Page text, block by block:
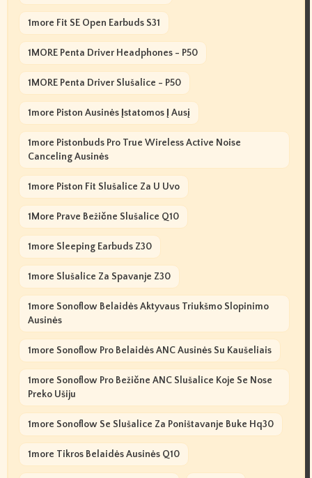
1more Fit SE Open Earbuds S31
1MORE Penta Driver Headphones - P50
1MORE Penta Driver Slušalice - P50
1more Piston Ausinės Įstatomos Į Ausį
1more Pistonbuds Pro True Wireless Active Noise
Canceling Ausinės
1more Piston Fit Slušalice Za U Uvo
1More Prave Bežične Slušalice Q10
1more Sleeping Earbuds Z30
1more Slušalice Za Spavanje Z30
1more Sonoflow Belaidės Aktyvaus Triukšmo Slopinimo
Ausinės
1more Sonoflow Pro Belaidės ANC Ausinės Su Kaušeliais
1more Sonoflow Pro Bežične ANC Slušalice Koje Se Nose
Preko Ušiju
1more Sonoflow Se Slušalice Za Poništavanje Buke Hq30
1more Tikros Belaidės Ausinės Q10